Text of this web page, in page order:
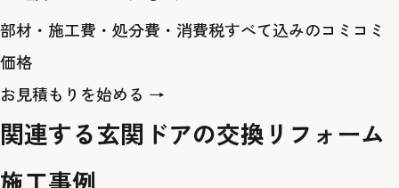
部材・施工費・処分費・消費税すべて込みのコミコミ
価格
お見積もりを始める →
関連する玄関ドアの交換リフォーム